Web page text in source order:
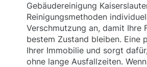
Gebäudereinigung
Reinigungsmethoden
Verschmutzung an, damit Ihre
bestem Zustand bleiben. Eine
Ihrer Immobilie und sorgt
ohne lange Ausfallzeiten.